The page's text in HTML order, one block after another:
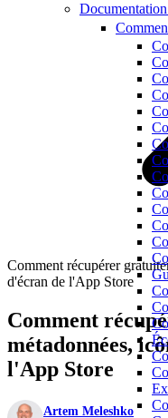
Documentation
Comment récupérer
d'écran de l'App Store
Comment
métadonnées,
l'App Store
Artem Meleshko